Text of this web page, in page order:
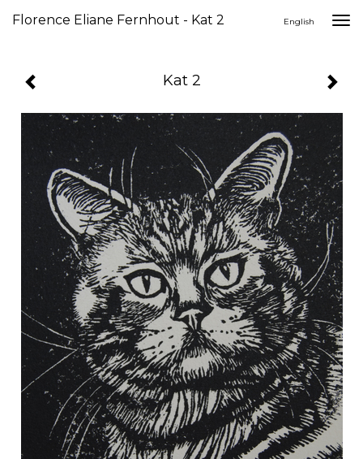
Florence Eliane Fernhout - Kat 2 English
Kat 2